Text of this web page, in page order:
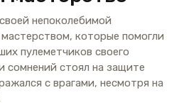
непоколебимой
которые помогли
пулеметчиков своего
сомнений стоял на защите
с врагами, несмотря на